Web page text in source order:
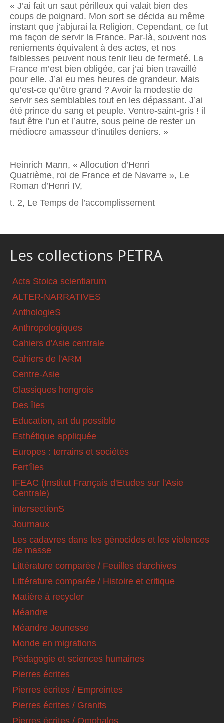
« J’ai fait un saut périlleux qui valait bien des
coups de poignard. Mon sort se décida au même
instant que j’abjurai la Religion. Cependant, ce fut
ma façon de servir la France. Par-là, souvent nos
reniements équivalent à des actes, et nos
faiblesses peuvent nous tenir lieu de fermeté. La
France m’est bien obligée, car j’ai bien travaillé
pour elle. J’ai eu mes heures de grandeur. Mais
qu’est-ce qu’être grand ? Avoir la modestie de
servir ses semblables tout en les dépassant. J’ai
été prince du sang et peuple. Ventre-saint-gris ! il
faut être l’un et l’autre, sous peine de rester un
médiocre amasseur d’inutiles deniers. »
Heinrich Mann, « Allocution d’Henri
Quatrième, roi de France et de Navarre », Le
Roman d’Henri IV,
t. 2, Le Temps de l’accomplissement
Les collections PETRA
Acta Stoica scientiarum
ALTER-NARRATIVES
AnthologieS
Anthropologiques
Cahiers d'Asie centrale
Cahiers de l'ARM
Centre-Asie
Classiques hongrois
Des îles
Education, art du possible
Esthétique appliquée
Europes : terrains et sociétés
Fert'îles
IFEAC (Institut Français d'Etudes sur l'Asie
Centrale)
intersectionS
Journaux
Les cadavres dans les génocides et les violences
de masse
Littérature comparée / Feuilles d'archives
Littérature comparée / Histoire et critique
Matière à recycler
Méandre
Méandre Jeunesse
Monde en migrations
Pédagogie et sciences humaines
Pierres écrites
Pierres écrites / Empreintes
Pierres écrites / Granits
Pierres écrites / Omphalos